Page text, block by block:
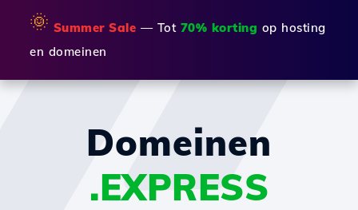
🌞 Summer Sale — Tot 70% korting op hosting
en domeinen
Domeinen
.EXPRESS